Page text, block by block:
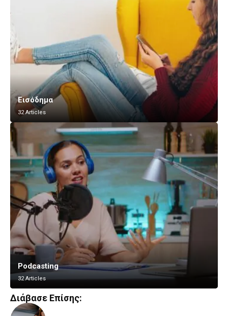
Εισόδημα
32 Articles
Podcasting
32 Articles
Vlogging
8 Articles
Διάβασε Επίσης: